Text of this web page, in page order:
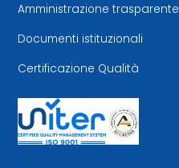
Amministrazione trasparente
Documenti istituzionali
Certificazione Qualità